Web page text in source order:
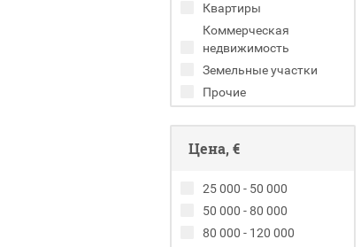
Квартиры
Коммерческая
недвижимость
Земельные участки
Прочие
Цена, €
25 000 - 50 000
50 000 - 80 000
80 000 - 120 000